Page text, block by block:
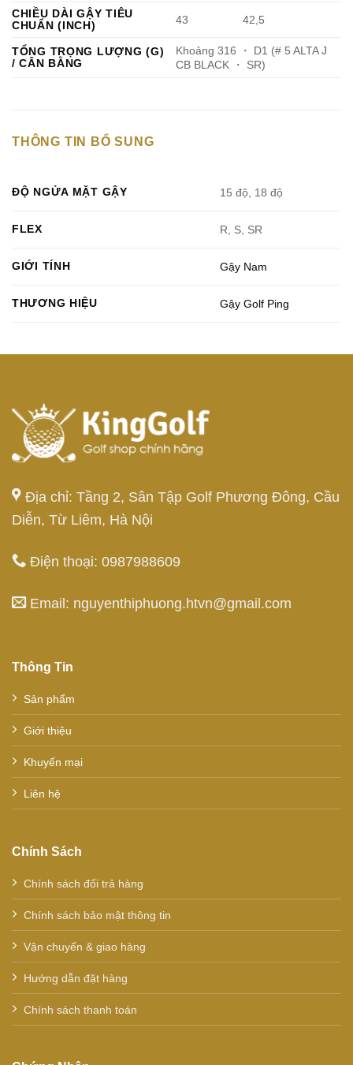
CHIỀU DÀI GẬY TIÊU
CHUẨN (INCH)
43 42,5
TỔNG TRỌNG LƯỢNG (G)
/ CÂN BẰNG
Khoảng 316 ・ D1 (# 5 ALTA J
CB BLACK ・ SR)
THÔNG TIN BỔ SUNG
ĐỘ NGỬA MẶT GẬY 15 độ, 18 độ
FLEX R, S, SR
GIỚI TÍNH Gậy Nam
THƯƠNG HIỆU Gậy Golf Ping
Địa chỉ: Tầng 2, Sân Tập Golf Phương Đông, Cầu
Diễn, Từ Liêm, Hà Nội
Điện thoại: 0987988609
Email: nguyenthiphuong.htvn@gmail.com
Thông Tin
Sản phẩm
Giới thiệu
Khuyến mại
Liên hệ
Chính Sách
Chính sách đổi trả hàng
Chính sách bảo mật thông tin
Vận chuyển & giao hàng
Hướng dẫn đặt hàng
Chính sách thanh toán